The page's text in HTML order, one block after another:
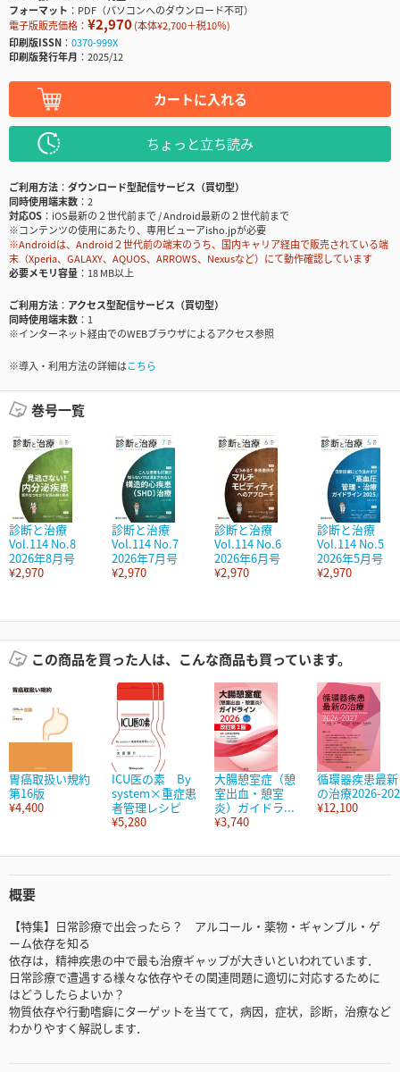
フォーマット
PDF（パソコンへのダウンロード不可）
電子版販売価格： ¥2,970(本体¥2,700＋税10％)
印刷版ISSN
0370-999X
印刷版発行年月
2025/12
カートに入れる
ちょっと立ち読み
ご利用方法
ダウンロード型配信サービス（買切型）
同時使用端末数
2
対応OS
iOS最新の２世代前まで / Android最新の２世代前まで
※コンテンツの使用にあたり、専用ビューアisho.jpが必要
※Androidは、Android２世代前の端末のうち、国内キャリア経由で販売されている端
末（Xperia、GALAXY、AQUOS、ARROWS、Nexusなど）にて動作確認しています
必要メモリ容量
18 MB以上
ご利用方法
アクセス型配信サービス（買切型）
同時使用端末数
1
※インターネット経由でのWEBブラウザによるアクセス参照
※導入・利用方法の詳細はこちら
巻号一覧
診断と治療
Vol.114 No.8
2026年8月号
¥2,970
診断と治療
Vol.114 No.7
2026年7月号
¥2,970
診断と治療
Vol.114 No.6
2026年6月号
¥2,970
診断と治療
Vol.114 No.5
2026年5月号
¥2,970
この商品を買った人は、こんな商品も買っています。
胃癌取扱い規約
第16版
¥4,400
ICU医の素 By
system×重症患
者管理レシピ
¥5,280
大腸憩室症（憩
室出血・憩室
炎）ガイドラ...
¥3,740
循環器疾患最新
の治療2026-
¥12,100
概要
【特集】日常診療で出会ったら？ アルコール・薬物・ギャンブル・ゲ
ーム依存を知る
依存は，精神疾患の中で最も治療ギャップが大きいといわれています．
日常診療で遭遇する様々な依存やその関連問題に適切に対応するために
はどうしたらよいか？
物質依存や行動嗜癖にターゲットを当てて，病因，症状，診断，治療など
わかりやすく解説します．